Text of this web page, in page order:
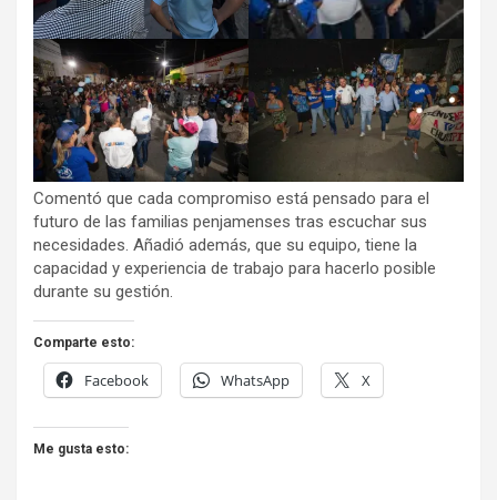
Comentó que cada compromiso está pensado para el
futuro de las familias penjamenses tras escuchar sus
necesidades. Añadió además, que su equipo, tiene la
capacidad y experiencia de trabajo para hacerlo posible
durante su gestión.
Comparte esto:
Facebook WhatsApp X
Me gusta esto: